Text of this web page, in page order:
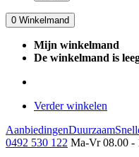
0 Winkelmand
Mijn winkelmand
De winkelmand is
Verder winkelen
AanbiedingenDuurzaam
0492 530 122 Ma-Vr 08.00 -